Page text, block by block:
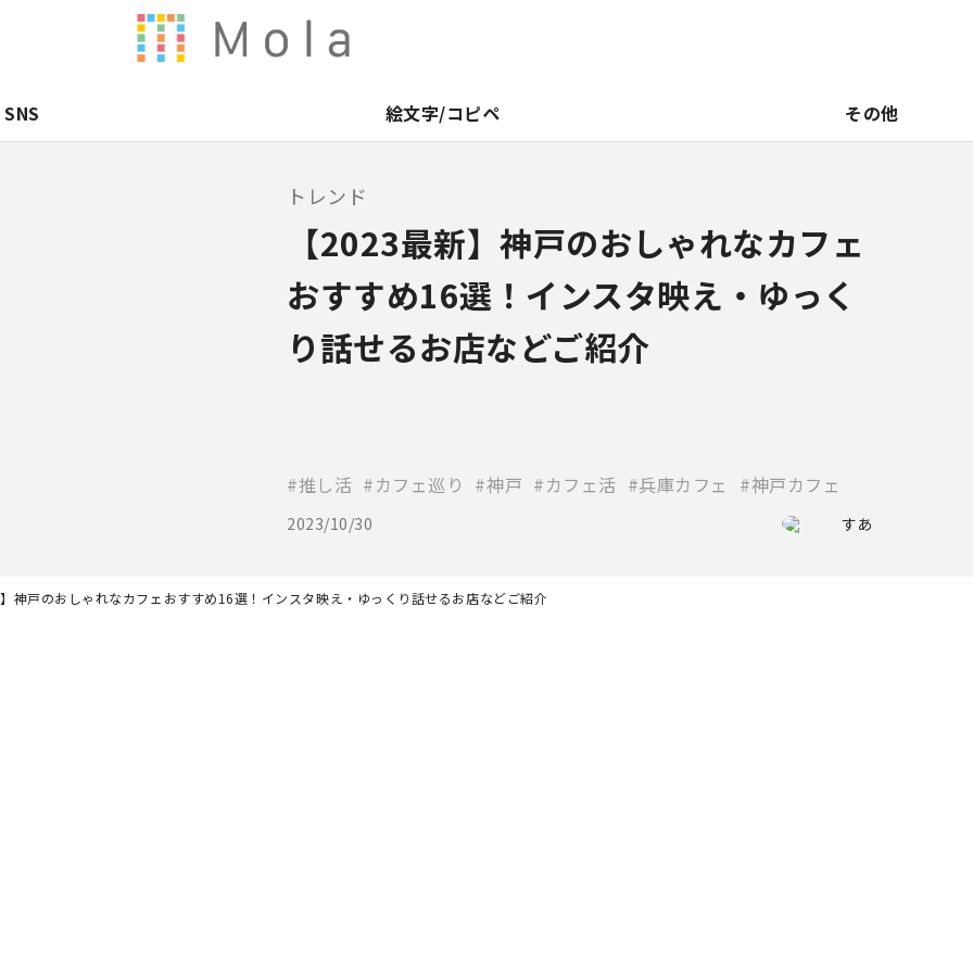
SNS 絵文字/コピペ その他
トレンド
【2023最新】神戸のおしゃれなカフェ
おすすめ16選！インスタ映え・ゆっく
り話せるお店などご紹介
推し活 カフェ巡り 神戸 カフェ活 兵庫カフェ 神戸カフェ
2023/10/30 すあ
神戸のおしゃれなカフェおすすめ16選！インスタ映え・ゆっくり話せるお店などご紹介